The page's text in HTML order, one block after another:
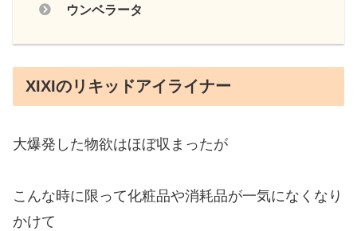
ウンベラータ
XIXIのリキッドアイライナー
大爆発した物欲はほぼ収まったが
こんな時に限って化粧品や消耗品が一気になくなり
かけて